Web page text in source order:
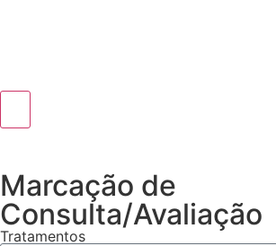
Marcação de
Consulta/Avaliação
Tratamentos